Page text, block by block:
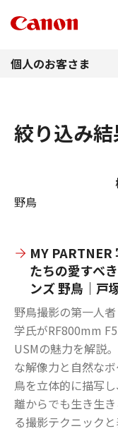
個人のお客さま
絞り込み結
野鳥
MY PARTNER
たちの愛すべ
ンズ 野鳥｜戸
野鳥撮影の第一人
学氏がRF800mm
USMの魅力を解説
な解像力と自然な
鳥を立体的に描写
離からでも生き生
る撮影テクニック